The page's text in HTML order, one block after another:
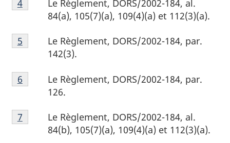
page
de
de
page
Le Règlement, DORS/2002-184, al.
84(a), 105(7)(a), 109(4)(a) et 112(3)(a).
Retour à la référence de la note de bas de page
4
Note
de
de
page
Le Règlement, DORS/2002-184, par.
142(3).
Retour à la référence de la note de bas de page
5
Note
de
de
page
Le Règlement, DORS/2002-184, par.
126.
Retour à la référence de la note de bas de page
6
Note
de
Le Règlement, DORS/2002-184, al.
84(b), 105(7)(a), 109(4)(a) et 112(3)(a).
Retour à la référence de la note de bas de page
7